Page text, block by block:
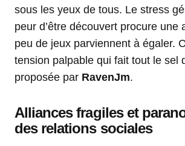
sous les yeux de tous. Le stress
peur d’être découvert procure une
peu de jeux parviennent à égaler.
tension palpable qui fait tout le sel
proposée par RavenJm.
Alliances fragiles et
des relations sociales